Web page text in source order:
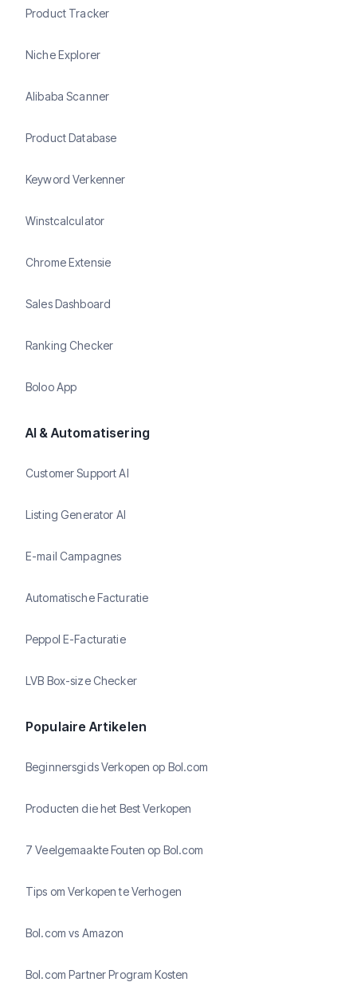
Product Tracker
Niche Explorer
Alibaba Scanner
Product Database
Keyword Verkenner
Winstcalculator
Chrome Extensie
Sales Dashboard
Ranking Checker
Boloo App
AI & Automatisering
Customer Support AI
Listing Generator AI
E-mail Campagnes
Automatische Facturatie
Peppol E-Facturatie
LVB Box-size Checker
Populaire Artikelen
Beginnersgids Verkopen op Bol.com
Producten die het Best Verkopen
7 Veelgemaakte Fouten op Bol.com
Tips om Verkopen te Verhogen
Bol.com vs Amazon
Bol.com Partner Program Kosten